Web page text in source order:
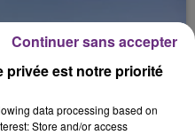
privée est notre priorité
data processing based on
Store and/or access
Continuer sans accepter